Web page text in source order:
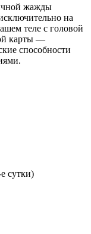
жажды
на
теле с головой
карты —
способности
сутки)